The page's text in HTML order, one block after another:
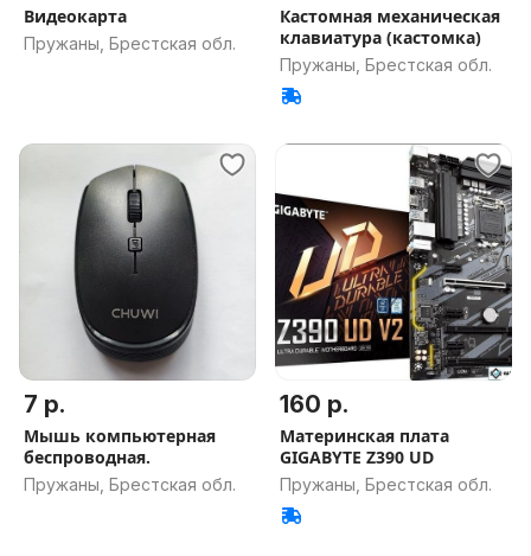
Видеокарта
Пружаны, Брестская обл.
Кастомная механическая
клавиатура (кастомка)
Пружаны, Брестская обл.
7 р.
Мышь компьютерная
беспроводная.
Пружаны, Брестская обл.
160 р.
Материнская плата
GIGABYTE Z390 UD
Пружаны, Брестская обл.